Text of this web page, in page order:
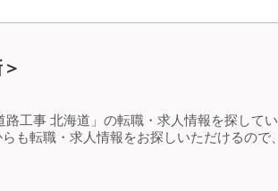
工事 北海道」の転職・求人情報を探してい
も転職・求人情報をお探しいただけるので、